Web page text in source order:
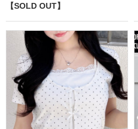
【SOLD OUT】